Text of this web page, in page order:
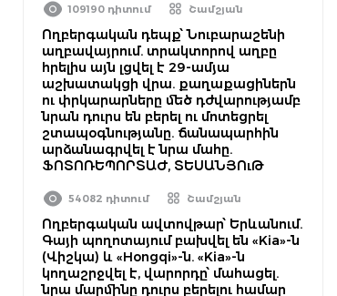
109190 դիտում Շամշյան
Ողբերգական դեպք՝ Նուբարաշենի
աղբավայրում. տրակտորով աղբը
հրելիս այն լցվել է 29-ամյա
աշխատակցի վրա. քաղաքացիներն
ու փրկարարները մեծ դժվարությամբ
նրան դուրս են բերել ու մոտեցրել
շտապօգնությանը. ճանապարհին
արձանագրվել է նրա մահը.
ՖՈՏՈՌԵՊՈՐՏԱԺ, ՏԵՍԱՆՅՈւԹ
54082 դիտում Շամշյան
Ողբերգական ավտովթար՝ Երևանում.
Գայի պողոտայում բախվել են «Kia»-ն
(Վիշկա) և «Hongqi»-ն. «Kia»-ն
կողաշրջվել է, վարորդը՝ մահացել.
նրա մարմինը դուրս բերելու համար